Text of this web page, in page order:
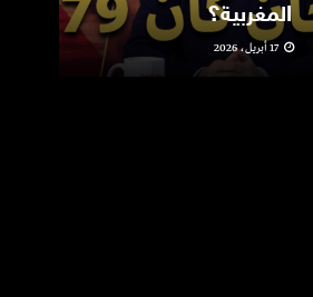
المغربية؟
17 أبريل، 2026